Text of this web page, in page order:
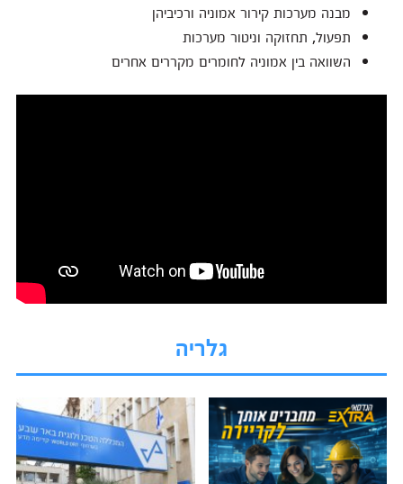
מבנה מערכות קירור אמוניה ורכיביהן
תפעול, תחזוקה וניטור מערכות
השוואה בין אמוניה לחומרים מקררים אחרים
גלריה